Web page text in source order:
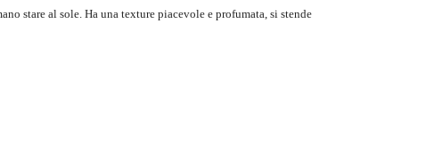
stare al sole. Ha una texture piacevole e profumata, si stende